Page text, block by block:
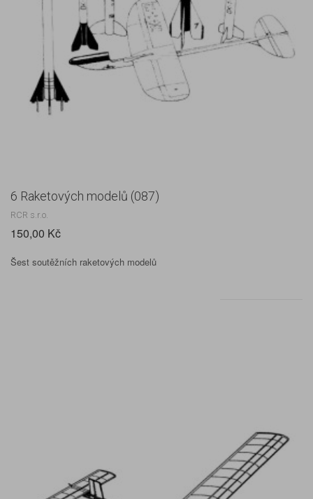
6 Raketových modelů (087)
RCR s.r.o.
150,00 Kč
Šest soutěžních raketových modelů